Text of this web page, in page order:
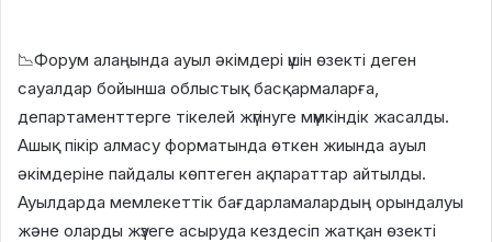
📉Форум алаңында ауыл әкімдері үшін өзекті деген
сауалдар бойынша облыстық басқармаларға,
департаменттерге тікелей жүгінуге мүмкіндік жасалды.
Ашық пікір алмасу форматында өткен жиында ауыл
әкімдеріне пайдалы көптеген ақпараттар айтылды.
Ауылдарда мемлекеттік бағдарламалардың орындалуы
және оларды жүзеге асыруда кездесіп жатқан өзекті